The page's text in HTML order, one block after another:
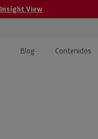
Insight View
Blog Contenidos